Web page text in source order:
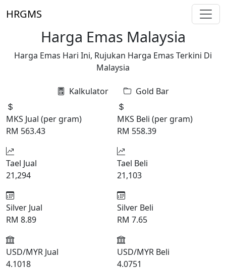
HRGMS
Harga Emas Malaysia
Harga Emas Hari Ini, Rujukan Harga Emas Terkini Di
Malaysia
Kalkulator Gold Bar
MKS Jual (per gram)
RM 563.43
MKS Beli (per gram)
RM 558.39
Tael Jual
21,294
Tael Beli
21,103
Silver Jual
RM 8.89
Silver Beli
RM 7.65
USD/MYR Jual
4.1018
USD/MYR Beli
4.0751